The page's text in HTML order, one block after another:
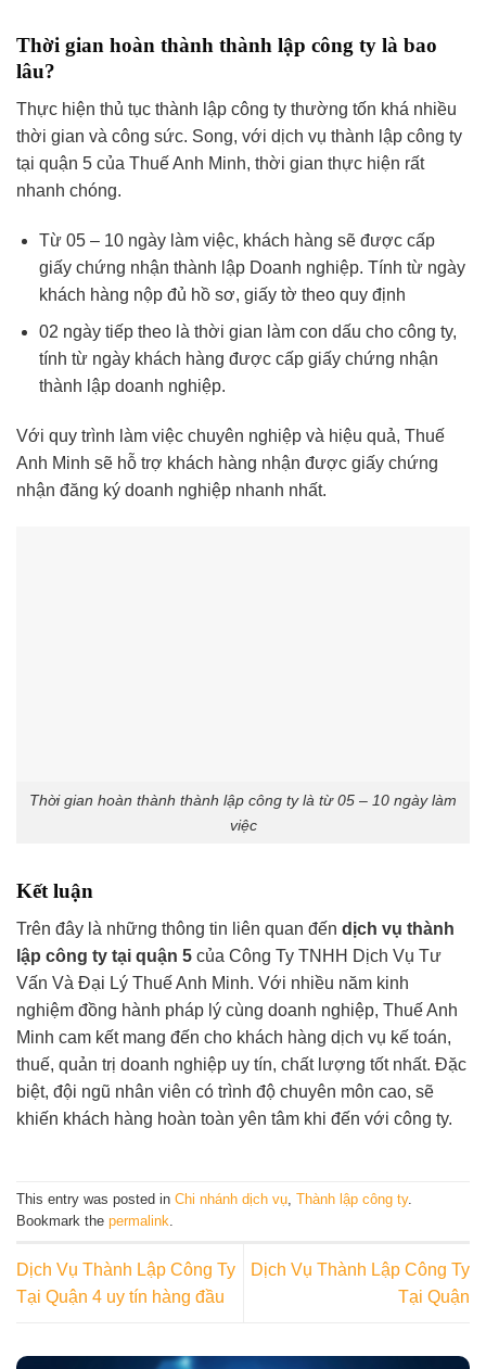
Thời gian hoàn thành thành lập công ty là bao
lâu?
Thực hiện thủ tục thành lập công ty thường tốn khá nhiều
thời gian và công sức. Song, với dịch vụ thành lập công ty
tại quận 5 của Thuế Anh Minh, thời gian thực hiện rất
nhanh chóng.
Từ 05 – 10 ngày làm việc, khách hàng sẽ được cấp
giấy chứng nhận thành lập Doanh nghiệp. Tính từ ngày
khách hàng nộp đủ hồ sơ, giấy tờ theo quy định
02 ngày tiếp theo là thời gian làm con dấu cho công ty,
tính từ ngày khách hàng được cấp giấy chứng nhận
thành lập doanh nghiệp.
Với quy trình làm việc chuyên nghiệp và hiệu quả, Thuế
Anh Minh sẽ hỗ trợ khách hàng nhận được giấy chứng
nhận đăng ký doanh nghiệp nhanh nhất.
Thời gian hoàn thành thành lập công ty là từ 05 – 10 ngày làm
việc
Kết luận
Trên đây là những thông tin liên quan đến dịch vụ thành
lập công ty tại quận 5 của Công Ty TNHH Dịch Vụ Tư
Vấn Và Đại Lý Thuế Anh Minh. Với nhiều năm kinh
nghiệm đồng hành pháp lý cùng doanh nghiệp, Thuế Anh
Minh cam kết mang đến cho khách hàng dịch vụ kế toán,
thuế, quản trị doanh nghiệp uy tín, chất lượng tốt nhất. Đặc
biệt, đội ngũ nhân viên có trình độ chuyên môn cao, sẽ
khiến khách hàng hoàn toàn yên tâm khi đến với công ty.
This entry was posted in Chi nhánh dịch vụ, Thành lập công ty.
Bookmark the permalink.
Dịch Vụ Thành Lập Công Ty
Tại Quận 4 uy tín hàng đầu
Dịch Vụ Thành Lập Công Ty
Tại Quận